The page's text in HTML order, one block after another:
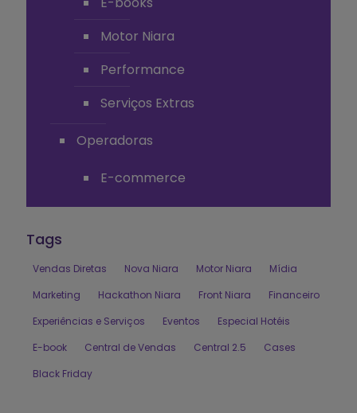
Motor Niara
Performance
Serviços Extras
Operadoras
E-commerce
Tags
Vendas Diretas Nova Niara Motor Niara
Mídia
Marketing
Hackathon Niara Front Niara
Financeiro
Experiências e Serviços
Eventos
Especial Hotéis
E-book
Central de Vendas Central 2.5
Cases
Black Friday